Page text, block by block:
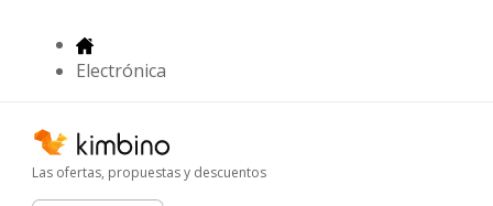
Electrónica
Las ofertas, propuestas y descuentos